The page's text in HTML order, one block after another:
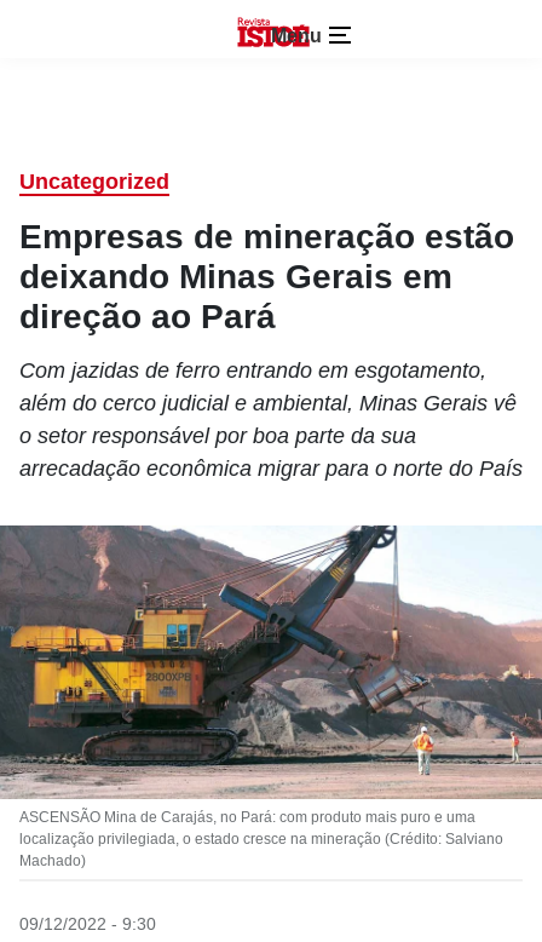
Menu
Uncategorized
Empresas de mineração estão
deixando Minas Gerais em
direção ao Pará
Com jazidas de ferro entrando em esgotamento,
além do cerco judicial e ambiental, Minas Gerais vê
o setor responsável por boa parte da sua
arrecadação econômica migrar para o norte do País
ASCENSÃO Mina de Carajás, no Pará: com produto mais puro e uma
localização privilegiada, o estado cresce na mineração (Crédito: Salviano
Machado)
09/12/2022 - 9:30